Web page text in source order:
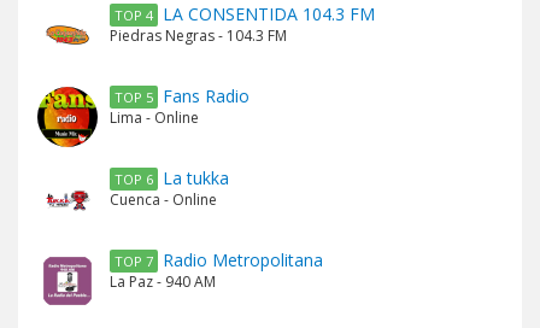
TOP 4 LA CONSENTIDA 104.3 FM
Piedras Negras - 104.3 FM
TOP 5 Fans Radio
Lima - Online
TOP 6 La tukka
Cuenca - Online
TOP 7 Radio Metropolitana
La Paz - 940 AM